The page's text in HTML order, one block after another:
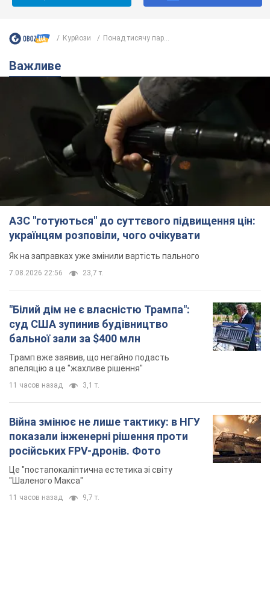
Курйози Понад тисячу пар...
Важливе
АЗС "готуються" до суттєвого підвищення цін:
українцям розповіли, чого очікувати
Як на заправках уже змінили вартість пального
7.08.2026 22:56 23,7 т.
"Білий дім не є власністю Трампа":
суд США зупинив будівництво
бальної зали за $400 млн
Трамп вже заявив, що негайно подасть
апеляцію а це "жахливе рішення"
11 часов назад 3,1 т.
Війна змінює не лише тактику: в НГУ
показали інженерні рішення проти
російських FPV-дронів. Фото
Це "постапокаліптична естетика зі світу
"Шаленого Макса"
11 часов назад 9,7 т.